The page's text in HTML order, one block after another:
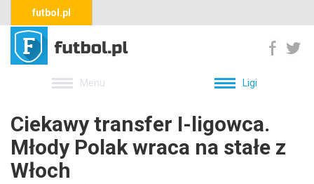
futbol.pl
Menu Ligi
Ciekawy transfer I-ligowca.
Młody Polak wraca na stałe z
Włoch